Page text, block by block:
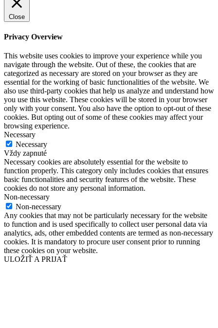
Close
Privacy Overview
This website uses cookies to improve your experience while you
navigate through the website. Out of these, the cookies that are
categorized as necessary are stored on your browser as they are
essential for the working of basic functionalities of the website. We
also use third-party cookies that help us analyze and understand how
you use this website. These cookies will be stored in your browser
only with your consent. You also have the option to opt-out of these
cookies. But opting out of some of these cookies may affect your
browsing experience.
Necessary
Necessary
Vždy zapnuté
Necessary cookies are absolutely essential for the website to
function properly. This category only includes cookies that ensures
basic functionalities and security features of the website. These
cookies do not store any personal information.
Non-necessary
Non-necessary
Any cookies that may not be particularly necessary for the website
to function and is used specifically to collect user personal data via
analytics, ads, other embedded contents are termed as non-necessary
cookies. It is mandatory to procure user consent prior to running
these cookies on your website.
ULOŽIŤ A PRIJAŤ